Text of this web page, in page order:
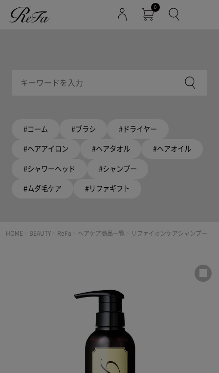
0
#コーム #ブラシ #ドライヤー
#ヘアアイロン #ヘアタオル #ヘアオイル
#シャワーヘッド #シャンプー
#ムダ毛ケア #リファギフト
HOME BEAUTY ReFa ヘアケア商品一覧 リファイオンケアシャンプー